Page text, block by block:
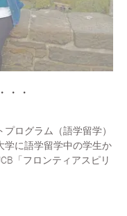
・・
ログラム（語学留学）
学に語学留学中の学生か
「フロンティアスピリ